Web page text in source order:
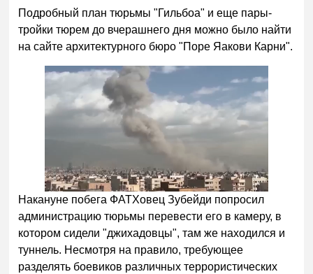
Подробный план тюрьмы "Гильбоа" и еще пары-
тройки тюрем до вчерашнего дня можно было найти
на сайте архитектурного бюро "Поре Яакови Карни".
Накануне побега ФАТХовец Зубейди попросил
администрацию тюрьмы перевести его в камеру, в
котором сидели "джихадовцы", там же находился и
туннель. Несмотря на правило, требующее
разделять боевиков различных террористических